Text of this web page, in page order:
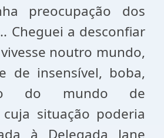
preocupação dos
Cheguei a desconfiar
noutro mundo,
de insensível, boba,
do mundo de
cuja situação poderia
à Delegada Jane